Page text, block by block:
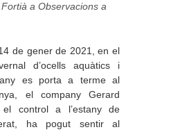
a Observacions a
de gener de 2021, en el
d’ocells aquàtics i
es porta a terme al
el company Gerard
el control a l’estany de
ha pogut sentir al